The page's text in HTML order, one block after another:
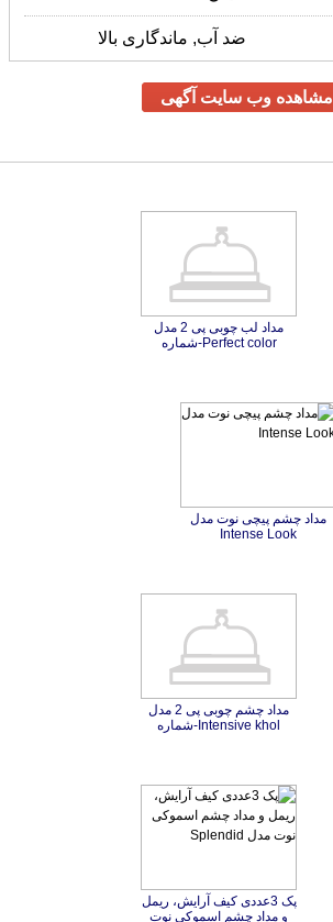
ضد آب, ماندگاری بالا
مشاهده وب سایت آگهی
مداد لب چوبی پی 2 مدل
Perfect color-شماره
مداد چشم پیچی نوت مدل
Intense Look
مداد چشم چوبی پی 2 مدل
Intensive khol-شماره
پک 3عددی کیف آرایش، ریمل
و مداد چشم اسموکی نوت